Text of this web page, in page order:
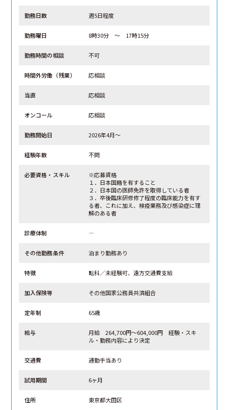
勤務日数 週5日程度
勤務曜日 8時30分 ～ 17時15分
勤務時間の相談 不可
時間外労働（残業） 応相談
当直 応相談
オンコール 応相談
勤務開始日 2026年4月～
経験年数 不問
必要資格・スキル
※応募資格
１．日本国籍を有すること
２．日本国の医師免許を取得している者
３．卒後臨床研修修了程度の臨床能力を有す
る者、これに加え、検疫業務及び感染症に理
解のある者
診療体制 ―
その他勤務条件 泊まり勤務あり
特徴 転科／未経験可、遠方交通費支給
加入保険等 その他国家公務員共済組合
定年制 65歳
給与
月給 264,700円～604,000円 経験・スキ
ル・勤務内容により決定
交通費 通勤手当あり
試用期間 6ヶ月
住所 東京都大田区